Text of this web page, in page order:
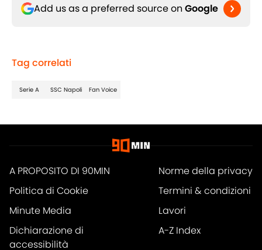
Add us as a preferred source on Google
Tag correlati
Serie A SSC Napoli Fan Voice
A PROPOSITO DI 90MIN
Norme della privacy
Politica di Cookie
Termini & condizioni
Minute Media
Lavori
Dichiarazione di
accessibilità
A-Z Index